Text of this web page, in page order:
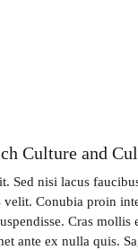
Culture and
nisi lacus
Conubia proin
Cras
ante ex nulla quis.